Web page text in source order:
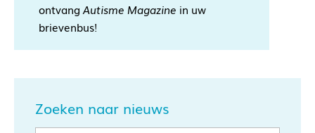
ontvang Autisme Magazine in uw
brievenbus!
Zoeken naar nieuws